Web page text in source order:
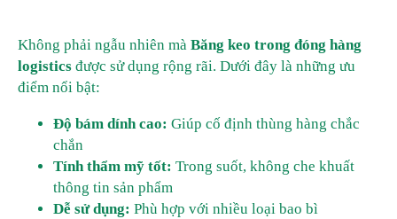
Không phải ngẫu nhiên mà Băng keo trong đóng hàng
logistics được sử dụng rộng rãi. Dưới đây là những ưu
điểm nổi bật:
Độ bám dính cao: Giúp cố định thùng hàng chắc
chắn
Tính thẩm mỹ tốt: Trong suốt, không che khuất
thông tin sản phẩm
Dễ sử dụng: Phù hợp với nhiều loại bao bì